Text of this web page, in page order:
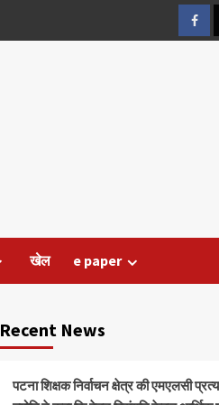
खेल e paper
Recent News
पटना शिक्षक निर्वाचन क्षेत्र की एमएलसी